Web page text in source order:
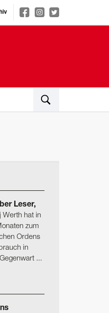
Leser,
Werth hat in
zum
Ordens
in
...